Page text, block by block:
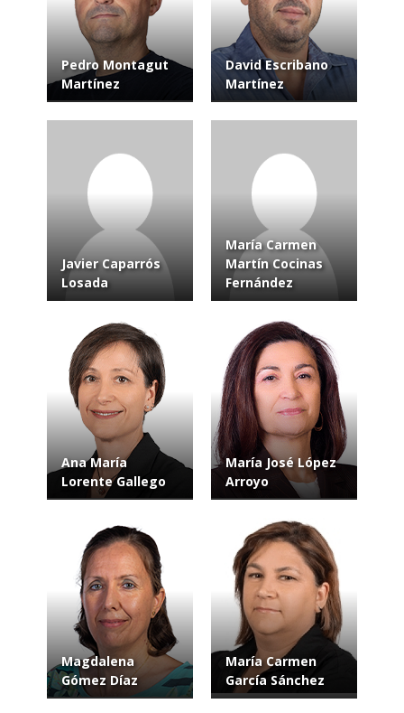
Pedro Montagut
Martínez
David Escribano
Martínez
Javier Caparrós
Losada
María Carmen
Martín Cocinas
Fernández
Ana María
Lorente Gallego
María José López
Arroyo
Magdalena
Gómez Díaz
María Carmen
García Sánchez